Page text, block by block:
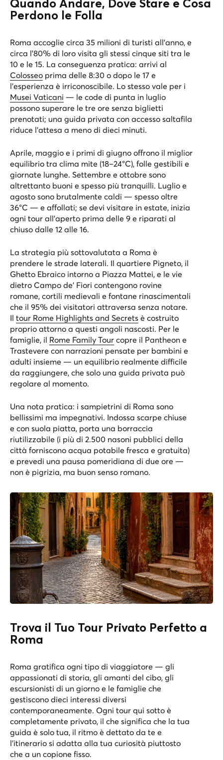
Quando Andare, Dove Stare e Cosa
Perdono le Folla
Roma accoglie circa 35 milioni di turisti all’anno, e
circa l’80% di loro visita gli stessi cinque siti tra le
10 e le 15. La conseguenza pratica: arrivi al
Colosseo prima delle 8:30 o dopo le 17 e
l’esperienza è irriconoscibile. Lo stesso vale per i
Musei Vaticani — le code di punta in luglio
possono superare le tre ore senza biglietti
prenotati; una guida privata con accesso saltafila
riduce l’attesa a meno di dieci minuti.
Aprile, maggio e i primi di giugno offrono il miglior
equilibrio tra clima mite (18–24°C), folle gestibili e
giornate lunghe. Settembre e ottobre sono
altrettanto buoni e spesso più tranquilli. Luglio e
agosto sono brutalmente caldi — spesso oltre
36°C — e affollati; se devi visitare in estate, inizia
ogni tour all’aperto prima delle 9 e riparati al
chiuso dalle 12 alle 16.
La strategia più sottovalutata a Roma è
prendere le strade laterali. Il quartiere Pigneto, il
Ghetto Ebraico intorno a Piazza Mattei, e le vie
dietro Campo de’ Fiori contengono rovine
romane, cortili medievali e fontane rinascimentali
che il 95% dei visitatori attraversa senza notare.
Il tour Rome Highlights and Secrets è costruito
proprio attorno a questi angoli nascosti. Per le
famiglie, il Rome Family Tour copre il Pantheon e
Trastevere con narrazioni pensate per bambini e
adulti insieme — un equilibrio realmente difficile
da raggiungere, che solo una guida privata può
regolare al momento.
Una nota pratica: i sampietrini di Roma sono
bellissimi ma impegnativi. Indossa scarpe chiuse
e con suola piatta, porta una borraccia
riutilizzabile (i più di 2.500 nasoni pubblici della
città forniscono acqua potabile fresca e gratuita)
e prevedi una pausa pomeridiana di due ore —
non è pigrizia, ma buon senso romano.
Trova il Tuo Tour Privato Perfetto a
Roma
Roma gratifica ogni tipo di viaggiatore — gli
appassionati di storia, gli amanti del cibo, gli
escursionisti di un giorno e le famiglie che
gestiscono dieci interessi diversi
contemporaneamente. Ogni tour qui sotto è
completamente privato, il che significa che la tua
guida è solo tua, il ritmo è dettato da te e
l’itinerario si adatta alla tua curiosità piuttosto
che a un copione fisso.